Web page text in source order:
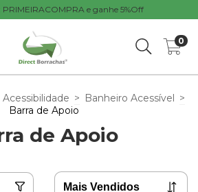
PRIMEIRACOMPRA e ganhe 5%Off
0
> Banheiro Acessível >
Barra de Apoio
de Apoio